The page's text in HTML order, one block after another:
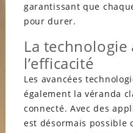
garantissant que
pour durer.
La technologie
l’efficacité
Les avancées
également la véranda
connecté. Avec des
est désormais possible